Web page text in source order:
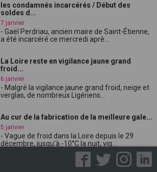
les condamnés incarcérés / Début des
soldes d...
7 janvier
- Gaël Perdriau, ancien maire de Saint-Étienne,
a été incarcéré ce mercredi aprè...
La Loire reste en vigilance jaune grand
froid...
6 janvier
- Malgré la vigilance jaune grand froid, neige et
verglas, de nombreux Ligériens...
Au cur de la fabrication de la meilleure gale...
5 janvier
- Vague de froid dans la Loire depuis le 29
décembre, jusqu'à -10°C la nuit, vig...